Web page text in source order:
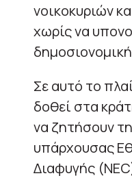
νοικοκυριών
χωρίς να
Σε αυτό το
δοθεί στα
να ζητήσουν
υπάρχουσας
Διαφυγής